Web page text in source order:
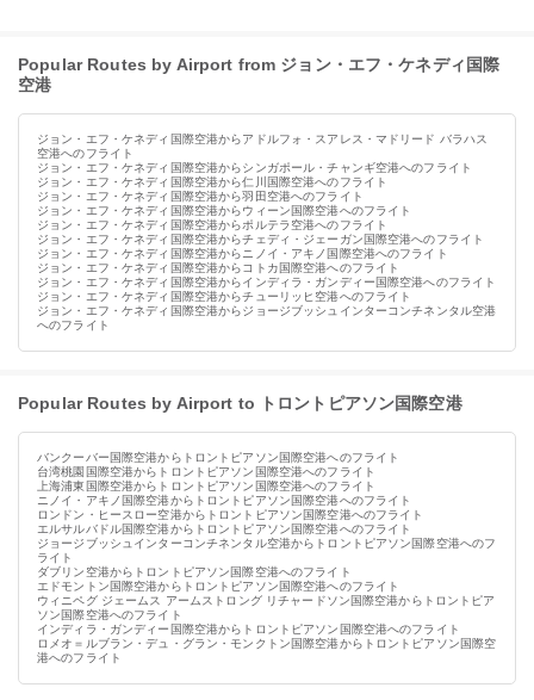
Popular Routes by Airport from ジョン・エフ・ケネディ国際
空港
ジョン・エフ・ケネディ国際空港からアドルフォ・スアレス・マドリード バラハス
空港へのフライト
ジョン・エフ・ケネディ国際空港からシンガポール・チャンギ空港へのフライト
ジョン・エフ・ケネディ国際空港から仁川国際空港へのフライト
ジョン・エフ・ケネディ国際空港から羽田空港へのフライト
ジョン・エフ・ケネディ国際空港からウィーン国際空港へのフライト
ジョン・エフ・ケネディ国際空港からポルテラ空港へのフライト
ジョン・エフ・ケネディ国際空港からチェディ・ジェーガン国際空港へのフライト
ジョン・エフ・ケネディ国際空港からニノイ・アキノ国際空港へのフライト
ジョン・エフ・ケネディ国際空港からコトカ国際空港へのフライト
ジョン・エフ・ケネディ国際空港からインディラ・ガンディー国際空港へのフライト
ジョン・エフ・ケネディ国際空港からチューリッヒ空港へのフライト
ジョン・エフ・ケネディ国際空港からジョージブッシュインターコンチネンタル空港
へのフライト
Popular Routes by Airport to トロントピアソン国際空港
バンクーバー国際空港からトロントピアソン国際空港へのフライト
台湾桃園国際空港からトロントピアソン国際空港へのフライト
上海浦東国際空港からトロントピアソン国際空港へのフライト
ニノイ・アキノ国際空港からトロントピアソン国際空港へのフライト
ロンドン・ヒースロー空港からトロントピアソン国際空港へのフライト
エルサルバドル国際空港からトロントピアソン国際空港へのフライト
ジョージブッシュインターコンチネンタル空港からトロントピアソン国際空港へのフ
ライト
ダブリン空港からトロントピアソン国際空港へのフライト
エドモントン国際空港からトロントピアソン国際空港へのフライト
ウィニペグ ジェームス アームストロング リチャードソン国際空港からトロントピア
ソン国際空港へのフライト
インディラ・ガンディー国際空港からトロントピアソン国際空港へのフライト
ロメオ＝ルブラン・デュ・グラン・モンクトン国際空港からトロントピアソン国際空
港へのフライト